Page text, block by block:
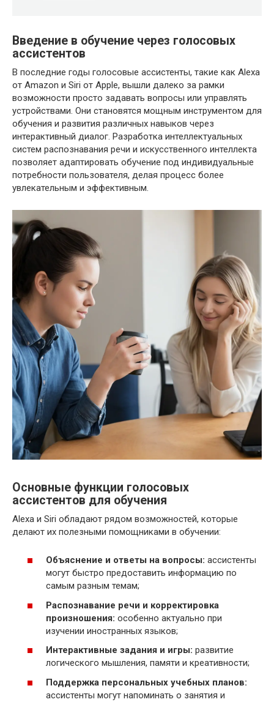
Введение в обучение через голосовых
ассистентов
В последние годы голосовые ассистенты, такие как Alexa
от Amazon и Siri от Apple, вышли далеко за рамки
возможности просто задавать вопросы или управлять
устройствами. Они становятся мощным инструментом для
обучения и развития различных навыков через
интерактивный диалог. Разработка интеллектуальных
систем распознавания речи и искусственного интеллекта
позволяет адаптировать обучение под индивидуальные
потребности пользователя, делая процесс более
увлекательным и эффективным.
Основные функции голосовых
ассистентов для обучения
Alexa и Siri обладают рядом возможностей, которые
делают их полезными помощниками в обучении:
Объяснение и ответы на вопросы: ассистенты
могут быстро предоставить информацию по
самым разным темам;
Распознавание речи и корректировка
произношения: особенно актуально при
изучении иностранных языков;
Интерактивные задания и игры: развитие
логического мышления, памяти и креативности;
Поддержка персональных учебных планов:
ассистенты могут напоминать о занятия и